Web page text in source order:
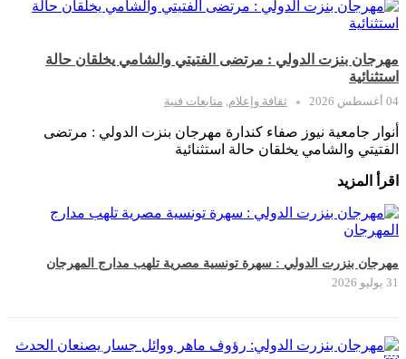
مهرجان بنزت الدولي : مرتضى الفتيتي والشامي يخلقان حالة
استثنائية
04 أغسطس 2026 ثقافة وإعلام, متابعات فنية
أنوار جامعية نيوز صفاء كندارة مهرجان بنزت الدولي : مرتضى
الفتيتي والشامي يخلقان حالة استثنائية
اقرأ المزيد
مهرجان بنزرت الدولي : سهرة تونسية مصرية تلهب مدارج المهرجان
31 يوليو 2026